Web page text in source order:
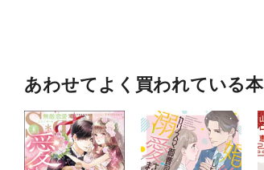
あわせてよく買われている本